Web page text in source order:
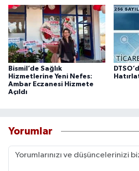
Bismil’de Sağlık
Hizmetlerine Yeni Nefes:
Ambar Eczanesi Hizmete
Açıldı
Yorumlar